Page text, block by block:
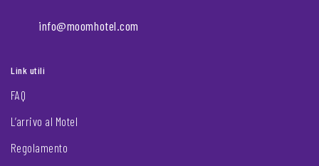
info@moomhotel.com
Link utili
FAQ
L’arrivo al Motel
Regolamento